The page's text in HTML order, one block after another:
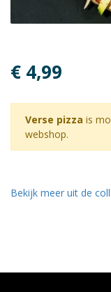
€ 4,99
Verse pizza is
webshop.
Bekijk meer uit de